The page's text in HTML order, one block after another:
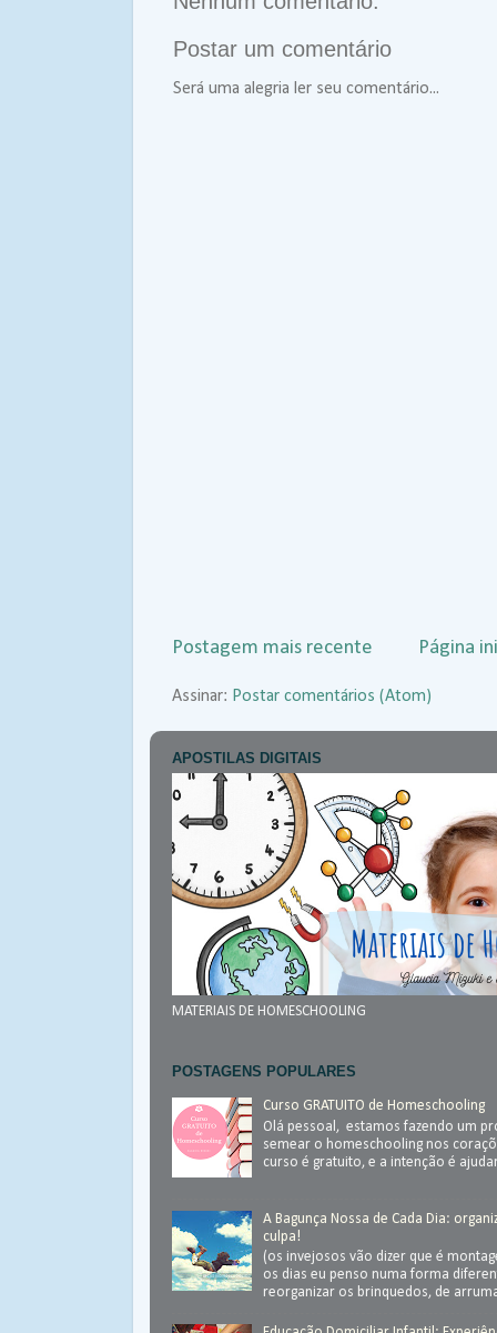
Postar um comentário
Será uma alegria ler seu comentário...
Postagem mais recente Página
Assinar: Postar comentários (Atom)
APOSTILAS DIGITAIS
MATERIAIS DE HOMESCHOOLING
POSTAGENS POPULARES
Curso GRATUITO de Homeschooling
Olá pessoal, estamos fazendo um
semear o homeschooling nos
curso é gratuito, e a intenção é
A Bagunça Nossa de Cada Dia:
culpa!
(os invejosos vão dizer que é
os dias eu penso numa forma
reorganizar os brinquedos, de